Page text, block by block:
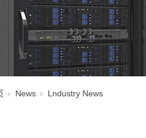
News Lndustry News